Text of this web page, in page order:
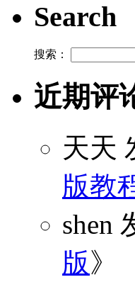
Search
搜索：
近期评
天天
版教
shen
版》